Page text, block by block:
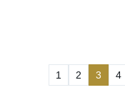
1 2 3 4